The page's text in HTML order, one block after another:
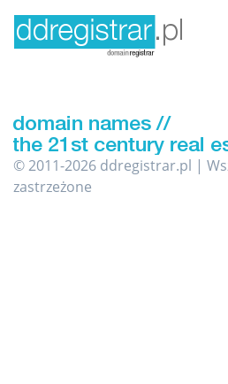
© 2011-2026 ddregistrar.pl |
zastrzeżone